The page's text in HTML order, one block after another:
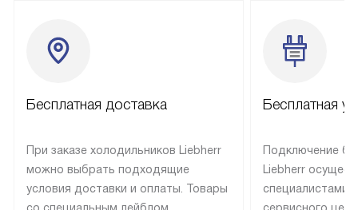
Бесплатная доставка
При заказе холодильников Liebherr
можно выбрать подходящие
условия доставки и оплаты. Товары
со специальным лейблом
Бесплатная
Подключение
Liebherr
специалистами
сервисного